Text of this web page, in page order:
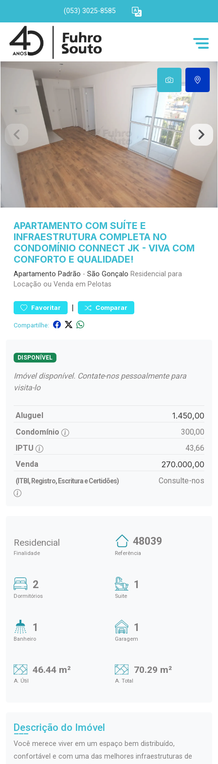
(053) 3025-8585
APARTAMENTO COM SUÍTE E
INFRAESTRUTURA COMPLETA NO
CONDOMÍNIO CONNECT JK - VIVA COM
CONFORTO E QUALIDADE!
Apartamento Padrão - São Gonçalo Residencial para
Locação ou Venda em Pelotas
Favoritar | Comparar
Compartilhe:
DISPONÍVEL
Imóvel disponível. Contate-nos pessoalmente para
visita-lo
Aluguel 1.450,00
Condomínio
300,00
IPTU
43,66
Venda
270.000,00
(ITBI, Registro, Escritura e Certidões) Consulte-nos
Residencial
Finalidade
48039
Referência
2
Dormitórios
1
Suite
1
Banheiro
1
Garagem
46.44 m²
A. Útil
70.29 m²
A. Total
Descrição do Imóvel
Você merece viver em um espaço bem distribuído,
confortável e com uma das melhores infraestruturas de